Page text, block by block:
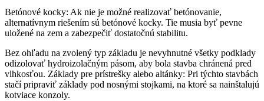
Betónové kocky: Ak nie je možné realizovať betónovanie,
alternatívnym riešením sú betónové kocky. Tie musia byť pevne
uložené na zem a zabezpečiť dostatočnú stabilitu.
Bez ohľadu na zvolený typ základu je nevyhnutné všetky podklady
odizolovať hydroizolačným pásom, aby bola stavba chránená pred
vlhkosťou. Základy pre prístrešky alebo altánky: Pri týchto stavbách
stačí pripraviť základy pod nosnými stojkami, na ktoré sa nainštalujú
kotviace konzoly.